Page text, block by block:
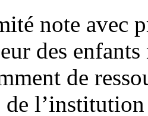
note avec
des
de
de